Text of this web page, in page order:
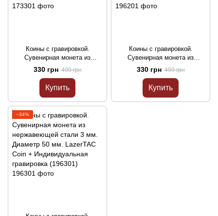
Коины с гравировкой.
Сувенирная монета из
нержавеющей стали 3 мм.
Диаметр 50 мм. LazerTAC
Coin + Индивидуальная
гравировка (173301)
330 грн 499 грн
Купить
Коины с гравировкой.
Сувенирная монета из
нержавеющей стали 3 мм.
Диаметр 50 мм. LazerTAC
Coin + Индивидуальная
гравировка (196201)
330 грн 499 грн
Купить
−34%